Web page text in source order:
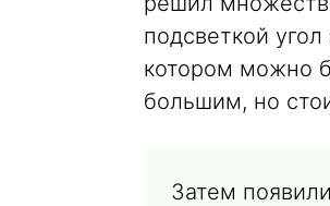
подсветкой
котором можно
большим, но
Затем